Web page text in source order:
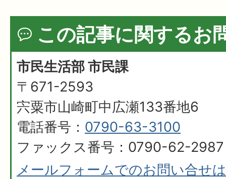
この記事に関するお
市民生活部 市民課
〒671-2593
宍粟市山崎町中広瀬133番地6
電話番号： 0790-63-3100
ファックス番号：0790-62-2987
メールフォームでのお問い合せ